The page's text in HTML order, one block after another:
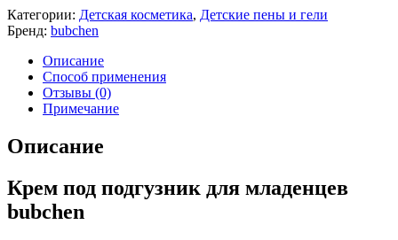
Категории: Детская косметика, Детские пены и гели
Бренд: bubchen
Описание
Способ применения
Отзывы (0)
Примечание
Описание
Крем под подгузник для младенцев
bubchen